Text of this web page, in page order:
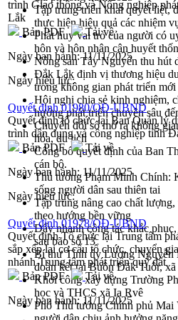
Tập trung triển khai quyết liệt,
thực hiện hiệu quả các nhiệm
Phát huy vai trò của người có
hôn và hôn nhân cận huyết
Nông sản Tây Nguyên thu hút
Đắk Lắk định vị thương hiệu
trong không gian phát triển mới
Hội nghị chia sẻ kinh nghiệm,
hướng phát triển chuyên sâu
Chuyển đổi số mở ra không
hóa, du lịch
Công bố quyết định của Ban
cán bộ.
Thủ tướng Phạm Minh Chính:
sống người dân sau thiên tai
Tập trung nâng cao chất
theo hướng bền vững
Đẩy nhanh công tác khắc
sau bão số 13
Bí thư Tỉnh ủy Lương Nguyễn
đoàn kết tại Buôn Đăk Tuôr,
Khởi công xây dựng Trường
học và THCS xã Ia Rvê
Phó Thủ tướng Chính phủ Mai
trình Giao thông và Nông nghiệp
Lắk
Bản PDF
Tải về
Ngày ban hành:11/11/2025
Ngày hiệu lực:
Quyết định 01980/QĐ-UBND
Quyết định tổ chức lại Ban Quản lý
trình dân dụng và công nghiệp tỉnh
Bản PDF
Tải về
Ngày ban hành:11/11/2025
Ngày hiệu lực:
Quyết định 01978/QĐ-UBND
Quyết định Tổ chức lại Trung tâm
sắp xếp lại cơ cấu tổ chức, chuyển
nhánh Trung tâm phát triển quỹ đất
Bản PDF
Tải về
Ngày ban hành:11/11/2025